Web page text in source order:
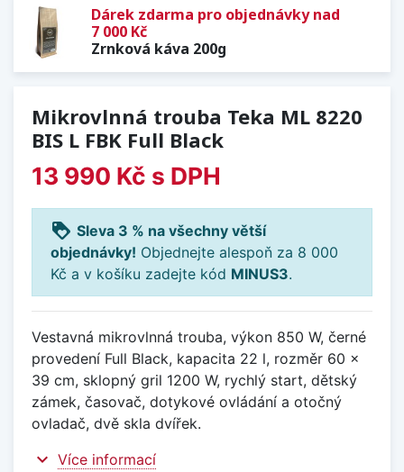
Dárek zdarma pro objednávky nad
7 000 Kč
Zrnková káva 200g
Mikrovlnná trouba Teka ML 8220
BIS L FBK Full Black
13 990 Kč s DPH
loyalty Sleva 3 % na všechny větší
objednávky! Objednejte alespoň za 8 000
Kč a v košíku zadejte kód MINUS3.
Vestavná mikrovlnná trouba, výkon 850 W, černé
provedení Full Black, kapacita 22 l, rozměr 60 x
39 cm, sklopný gril 1200 W, rychlý start, dětský
zámek, časovač, dotykové ovládání a otočný
ovladač, dvě skla dvířek.
expand_more Více informací